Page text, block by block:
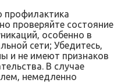
профилактика
проверяйте состояние
особенно в
сети; Убедитесь‚
и не имеют признаков
В случае
немедленно